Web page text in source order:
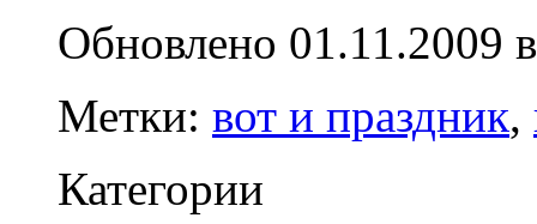
Обновлено 01.11.2009
Метки: вот и праздник,
Категории